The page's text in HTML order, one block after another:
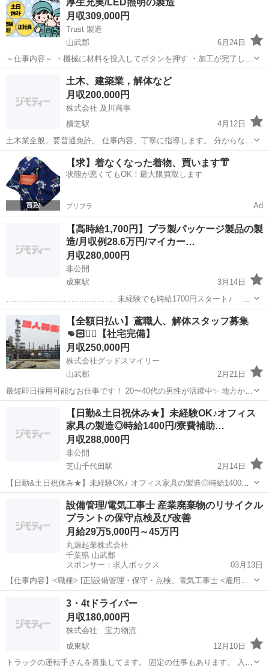
人数が多く掲載できてい...
月収309,000円
Trust 製造
山武郡
6月24日
～仕事内容～ ・機械に材料を投入してボタンを押す ・加工が完了した
製品が不備がないか確認 ・完成した部品を梱包して出荷する準備 LED
照明の製造を各工程に分かれて行います！ 力作業がなく、空調も整っ
ています！ 1...
その他 未経験
土木、建築業，解体など
月収200,000円
株式会社 及川商事
横芝駅
4月12日
土木業全般。要普通免許。 仕事内容、丁寧に指導します。 分からない
ことがありましたら質問受け付けます。
千葉 横芝駅 土木
【求】着なくなった着物、買います👘
状態が悪くてもOK！最大限買取します
プリフラ Ad
【高時給1,700円】プラ製パッケージ製品の製
造/月収例28.6万円/マイカー…
月収280,000円
非公開
成東駅
3月14日
…………………………………… 未経験でも時給1700円スタート♪
【月収例28.6万円】 …………………………………… ◎正社員登用
制度あり！！ 大手工場で長期安定に 働ける大チャンス(*^▽^*)...
山武郡 成東駅 工場 未経験
【全額日払い】鳶職人、解体スタッフ募集‪
👊🏻‪❤️‍🔥【社宅完備】
月収250,000円
株式会社グッドスマイリー
山武郡
2月21日
最短即日採用可能なお仕事です！ 20〜40代の男性が活躍中✨ 地方から
の応募の際、TEL面接可能！ 全額日払いも🆗！ 髪色自由！家族での入
寮相談可能🏠‼️ 【お仕事内容】 現場によりますが、 足...
土木 社員
【日勤&土日祝休み★】未経験OK♪オフィス
家具の製造◎時給1400円/寮費補助…
月収288,000円
非公開
芝山千代田駅
2月14日
【日勤&土日祝休み★】未経験OK♪ オフィス家具の製造◎時給1400円/
寮費補助あり！ ＊〜〜〜＊〜〜〜＊〜〜〜＊ 即日面接OK☆すぐに働
ける ＊〜〜〜＊〜〜〜＊〜〜〜＊ ＜★☆おすすめポイント☆★＞ ...
山武郡 芝山千代田駅 工場 未経験
設備管理/電気工事士 産業廃棄物のリサイクル
プラントの保守点検及び改善
月給29万5,000円～45万円
丸源起業株式会社
千葉県 山武郡
スポンサー：求人ボックス
03月13日
【仕事内容】<職種> [正]設備管理・保守・点検、電気工事士 <雇用形
態> 正社員 <給与> [正]月給29.5万円～45万円 交通費:一部支給 交通費
規定内支給 [正]には、固定残業代:38,000円/25時間相当分が含まれま
3・4tドライバー
月収180,000円
株式会社 宝力物流
成東駅
12月10日
トラックの運転手さんを募集してます。 固定の仕事もあります。 入社